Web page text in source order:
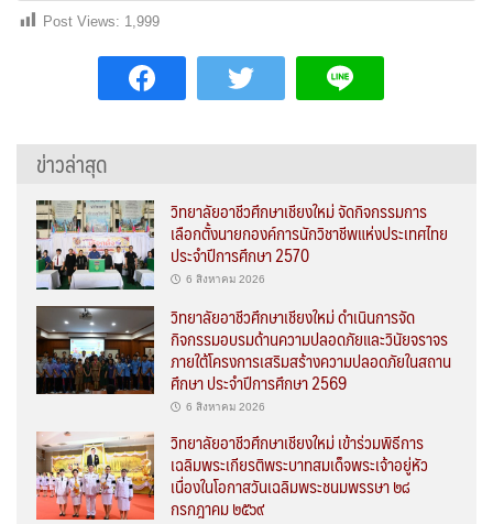
Post Views: 1,999
ข่าวล่าสุด
วิทยาลัยอาชีวศึกษาเชียงใหม่ จัดกิจกรรมการ
เลือกตั้งนายกองค์การนักวิชาชีพแห่งประเทศไทย
ประจำปีการศึกษา 2570
6 สิงหาคม 2026
วิทยาลัยอาชีวศึกษาเชียงใหม่ ดำเนินการจัด
กิจกรรมอบรมด้านความปลอดภัยและวินัยจราจร
ภายใต้โครงการเสริมสร้างความปลอดภัยในสถาน
ศึกษา ประจำปีการศึกษา 2569
6 สิงหาคม 2026
วิทยาลัยอาชีวศึกษาเชียงใหม่ เข้าร่วมพิธีการ
เฉลิมพระเกียรติพระบาทสมเด็จพระเจ้าอยู่หัว
เนื่องในโอกาสวันเฉลิมพระชนมพรรษา ๒๘
กรกฎาคม ๒๕๖๙